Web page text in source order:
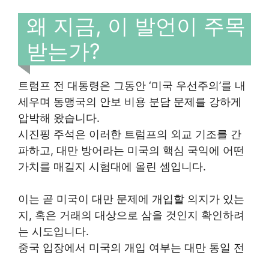
왜 지금, 이 발언이 주목
받는가?
트럼프 전 대통령은 그동안 ‘미국 우선주의’를 내
세우며 동맹국의 안보 비용 분담 문제를 강하게
압박해 왔습니다.
시진핑 주석은 이러한 트럼프의 외교 기조를 간
파하고, 대만 방어라는 미국의 핵심 국익에 어떤
가치를 매길지 시험대에 올린 셈입니다.
이는 곧 미국이 대만 문제에 개입할 의지가 있는
지, 혹은 거래의 대상으로 삼을 것인지 확인하려
는 시도입니다.
중국 입장에서 미국의 개입 여부는 대만 통일 전